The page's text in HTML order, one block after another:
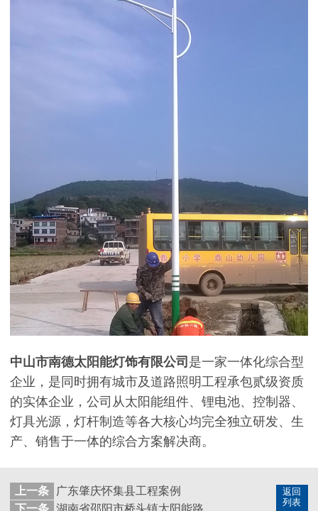
中山市南德太阳能灯饰有限公司 是一家一体化综合型
企业，是同时拥有城市及道路照明工程承包贰级资质
的实体企业，公司从太阳能组件、锂电池、控制器、
灯具光源，灯杆制造等各大核心均完全独立研发、生
产、销售于一体的综合方案解决商。
返回
列表
上一条
广东肇庆怀集县工程案例
下一条